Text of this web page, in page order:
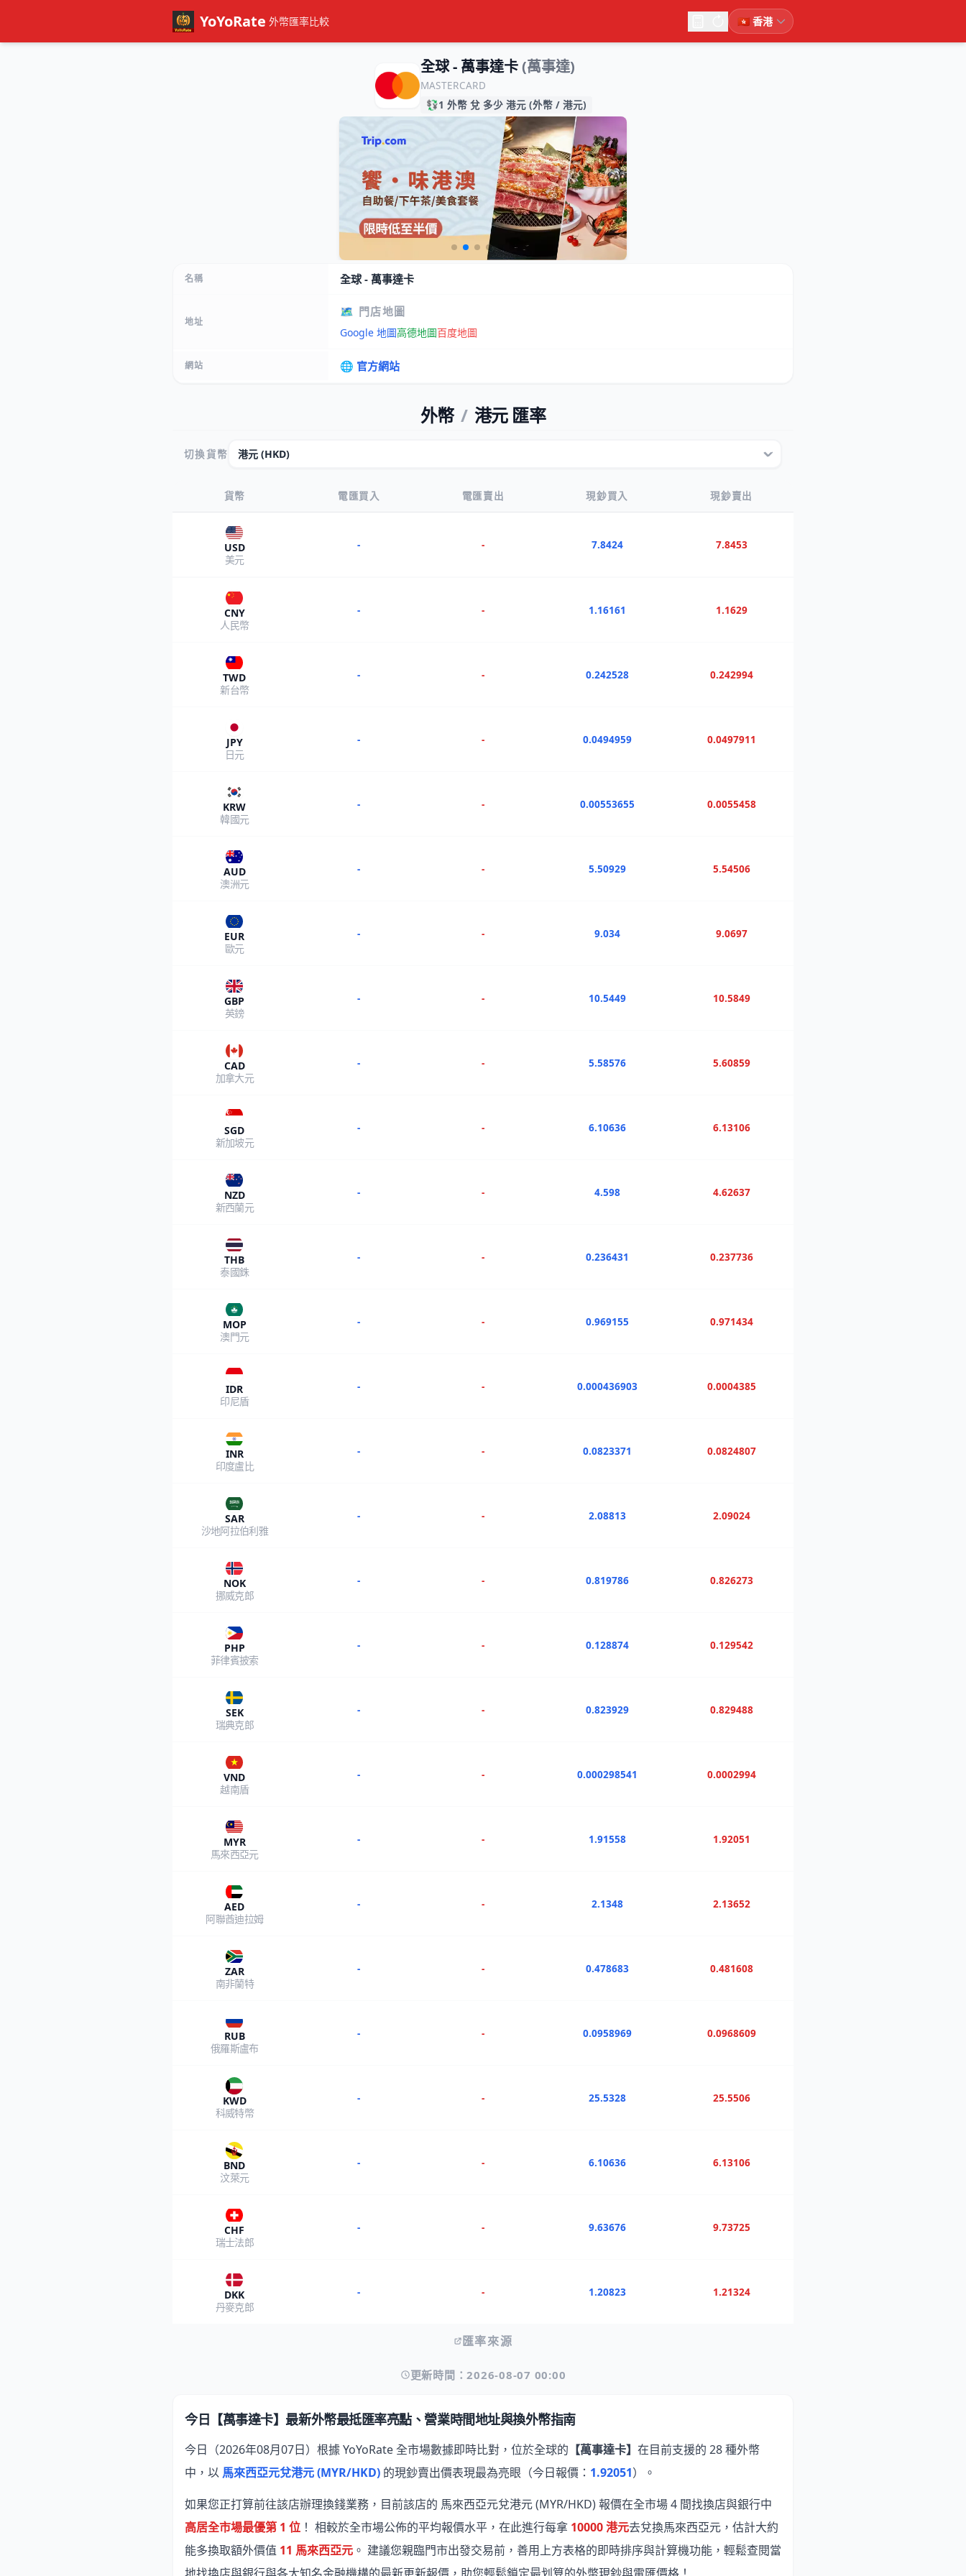
YoYoRate 外幣匯率比較
全球 - 萬事達卡(萬事達)
MASTERCARD
💱1 外幣 兌 多少 港元 (外幣 / 港元)
名稱 全球 - 萬事達卡
地址
🗺️ 門店地圖
Google 地圖高德地圖百度地圖
網站 🌐 官方網站
外幣 / 港元 匯率
切換貨幣
貨幣 電匯買入 電匯賣出 現鈔買入 現鈔賣出
USD
美元
- - 7.8424 7.8453
CNY
人民幣
- - 1.16161 1.1629
TWD
新台幣
- - 0.242528 0.242994
JPY
日元
- - 0.0494959 0.0497911
KRW
韓國元
- - 0.00553655 0.0055458
AUD
澳洲元
- - 5.50929 5.54506
EUR
歐元
- - 9.034 9.0697
GBP
英鎊
- - 10.5449 10.5849
CAD
加拿大元
- - 5.58576 5.60859
SGD
新加坡元
- - 6.10636 6.13106
NZD
新西蘭元
- - 4.598 4.62637
THB
泰國銖
- - 0.236431 0.237736
MOP
澳門元
- - 0.969155 0.971434
IDR
印尼盾
- - 0.000436903 0.0004385
INR
印度盧比
- - 0.0823371 0.0824807
SAR
沙地阿拉伯利雅
- - 2.08813 2.09024
NOK
挪威克郎
- - 0.819786 0.826273
PHP
菲律賓披索
- - 0.128874 0.129542
SEK
瑞典克郎
- - 0.823929 0.829488
VND
越南盾
- - 0.000298541 0.0002994
MYR
馬來西亞元
- - 1.91558 1.92051
AED
阿聯酋迪拉姆
- - 2.1348 2.13652
ZAR
南非蘭特
- - 0.478683 0.481608
RUB
俄羅斯盧布
- - 0.0958969 0.0968609
KWD
科威特幣
- - 25.5328 25.5506
BND
汶萊元
- - 6.10636 6.13106
CHF
瑞士法郎
- - 9.63676 9.73725
DKK
丹麥克郎
- - 1.20823 1.21324
匯率來源
更新時間：2026-08-07 00:00
今日【萬事達卡】最新外幣最抵匯率亮點、營業時間地址與換外幣指南
今日（2026年08月07日）根據 YoYoRate 全市場數據即時比對，位於全球的 【萬事達卡】 在目前支援的 28 種外幣
中，以 馬來西亞元兌港元 (MYR/HKD) 的現鈔賣出價表現最為亮眼 （今日報價： 1.92051）。
如果您正打算前往該店辦理換錢業務，目前該店的 馬來西亞元兌港元 (MYR/HKD) 報價在全市場 4 間找換店與銀行中
高居全市場最優第 1 位 ！ 相較於全市場公佈的平均報價水平，在此進行每拿 10000 港元去兌換馬來西亞元，估計大約
能多換取額外價值 11 馬來西亞元 。 建議您親臨門市出發交易前，善用上方表格的即時排序與計算機功能，輕鬆查閱當